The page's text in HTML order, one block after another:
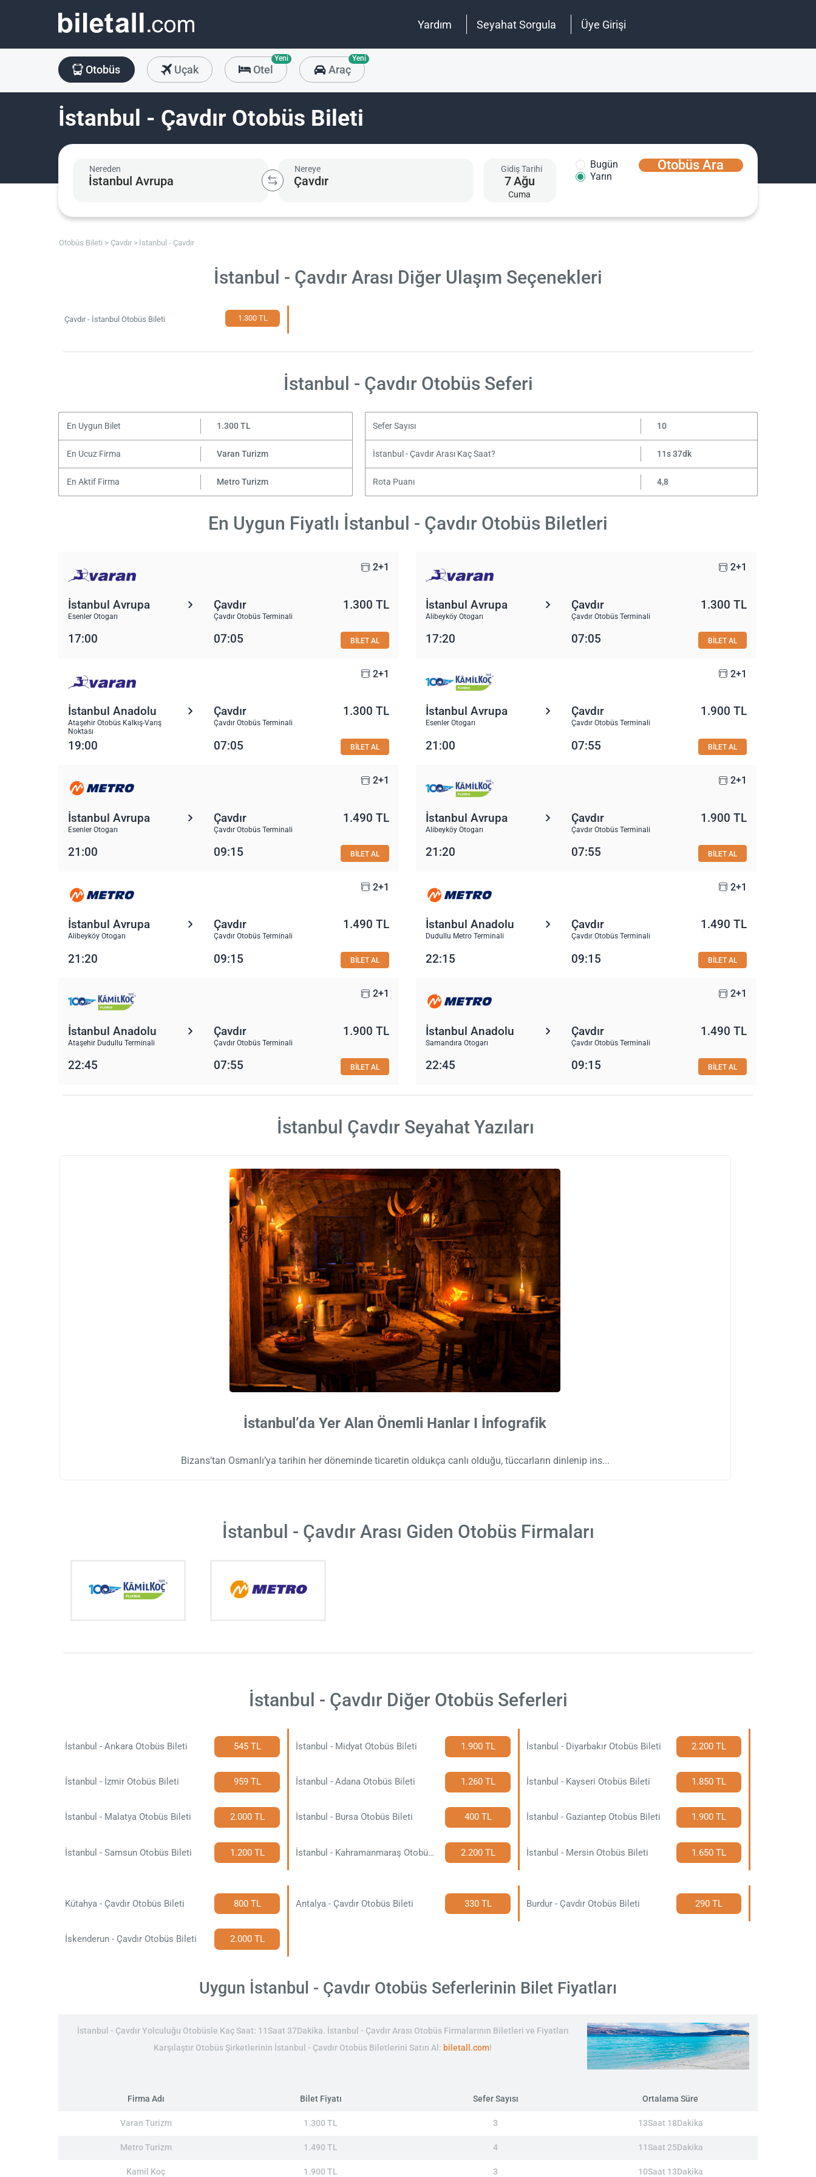
Yardım Seyahat Sorgula Üye Girişi
Otobüs Uçak Otel
Yeni
Araç
Yeni
İstanbul - Çavdır Otobüs Bileti
Nereden Nereye Gidiş Tarihi
7Ağu
Cuma
Bugün
Yarın
Otobüs Ara
Otobüs Bileti Çavdır İstanbul - Çavdır
İstanbul - Çavdır Arası Diğer Ulaşım Seçenekleri
Çavdır - İstanbul Otobüs Bileti 1.300 TL
İstanbul - Çavdır Otobüs Seferi
En Uygun Bilet 1.300 TL Sefer Sayısı 10
En Ucuz Firma Varan Turizm İstanbul - Çavdır Arası Kaç Saat? 11s 37dk
En Aktif Firma Metro Turizm Rota Puanı 4,8
En Uygun Fiyatlı İstanbul - Çavdır Otobüs Biletleri
2+1
İstanbul Avrupa
Esenler Otogarı
Çavdır
Çavdır Otobüs Terminali
1.300 TL
17:00 07:05 BİLET AL
2+1
İstanbul Avrupa
Alibeyköy Otogarı
Çavdır
Çavdır Otobüs Terminali
1.300 TL
17:20 07:05 BİLET AL
2+1
İstanbul Anadolu
Ataşehir Otobüs Kalkış-Varış
Noktası
Çavdır
Çavdır Otobüs Terminali
1.300 TL
19:00 07:05 BİLET AL
2+1
İstanbul Avrupa
Esenler Otogarı
Çavdır
Çavdır Otobüs Terminali
1.900 TL
21:00 07:55 BİLET AL
2+1
İstanbul Avrupa
Esenler Otogarı
Çavdır
Çavdır Otobüs Terminali
1.490 TL
21:00 09:15 BİLET AL
2+1
İstanbul Avrupa
Alibeyköy Otogarı
Çavdır
Çavdır Otobüs Terminali
1.900 TL
21:20 07:55 BİLET AL
2+1
İstanbul Avrupa
Alibeyköy Otogarı
Çavdır
Çavdır Otobüs Terminali
1.490 TL
21:20 09:15 BİLET AL
2+1
İstanbul Anadolu
Dudullu Metro Terminali
Çavdır
Çavdır Otobüs Terminali
1.490 TL
22:15 09:15 BİLET AL
2+1
İstanbul Anadolu
Ataşehir Dudullu Terminali
Çavdır
Çavdır Otobüs Terminali
1.900 TL
22:45 07:55 BİLET AL
2+1
İstanbul Anadolu
Samandıra Otogarı
Çavdır
Çavdır Otobüs Terminali
1.490 TL
22:45 09:15 BİLET AL
İstanbul Çavdır Seyahat Yazıları
İstanbul’da Yer Alan Önemli Hanlar I İnfografik
Bizans’tan Osmanlı’ya tarihin her döneminde ticaretin oldukça canlı olduğu, tüccarların dinlenip ins
İstanbul - Çavdır Arası Giden Otobüs Firmaları
İstanbul - Çavdır Diğer Otobüs Seferleri
İstanbul - Ankara Otobüs Bileti 545 TL İstanbul - Midyat Otobüs Bileti 1.900 TL İstanbul - Diyarbakır Otobüs Bileti 2.200 TL
İstanbul - İzmir Otobüs Bileti 959 TL İstanbul - Adana Otobüs Bileti 1.260 TL İstanbul - Kayseri Otobüs Bileti 1.850 TL
İstanbul - Malatya Otobüs Bileti 2.000 TL İstanbul - Bursa Otobüs Bileti 400 TL İstanbul - Gaziantep Otobüs Bileti 1.900 TL
İstanbul - Samsun Otobüs Bileti 1.200 TL İstanbul - Kahramanmaraş Otobüs Bileti 2.200 TL İstanbul - Mersin Otobüs Bileti 1.650 TL
Kütahya - Çavdır Otobüs Bileti 800 TL Antalya - Çavdır Otobüs Bileti 330 TL Burdur - Çavdır Otobüs Bileti 290 TL
İskenderun - Çavdır Otobüs Bileti 2.000 TL
Uygun İstanbul - Çavdır Otobüs Seferlerinin Bilet Fiyatları
İstanbul - Çavdır Yolculuğu Otobüsle Kaç Saat: 11Saat 37Dakika. İstanbul - Çavdır Arası Otobüs Firmalarının Biletleri ve Fiyatları
Karşılaştır Otobüs Şirketlerinin İstanbul - Çavdır Otobüs Biletlerini Satın Al:biletall.com!
Firma Adı Bilet Fiyatı Sefer Sayısı Ortalama Süre
Varan Turizm 1.300 TL 3 13Saat 18Dakika
Metro Turizm 1.490 TL 4 11Saat 25Dakika
Kamil Koç 1.900 TL 3 10Saat 13Dakika